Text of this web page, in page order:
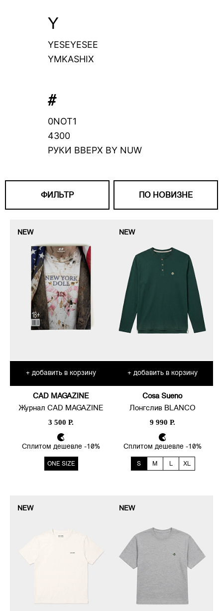
Y
YESEYESEE
YMKASHIX
#
0NOT1
4300
РУКИ ВВЕРХ BY NUW
ФИЛЬТР ПО НОВИЗНЕ
NEW
+ добавить в корзину
CAD MAGAZINE
Журнал CAD MAGAZINE
3 500 Р.
Сплитом дешевле -10%
ONE SIZE
NEW
+ добавить в корзину
Cosa Sueno
Лонгслив BLANCO
9 990 Р.
Сплитом дешевле -10%
S M L XL
NEW NEW